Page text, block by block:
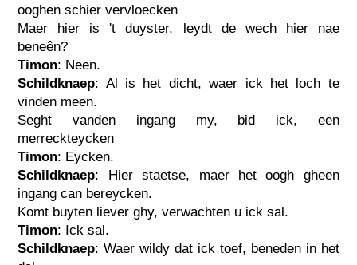
ooghen schier vervloecken
Maer hier is 't duyster, leydt de wech hier nae
beneên?
Timon: Neen.
Schildknaep: Al is het dicht, waer ick het loch te
vinden meen.
Seght vanden ingang my, bid ick, een
merreckteycken
Timon: Eycken.
Schildknaep: Hier staetse, maer het oogh gheen
ingang can bereycken.
Komt buyten liever ghy, verwachten u ick sal.
Timon: Ick sal.
Schildknaep: Waer wildy dat ick toef, beneden in het